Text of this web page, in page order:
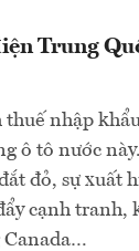
Trung
nhập
ô tô nước
đỏ, sự xuất
cạnh
Canada…